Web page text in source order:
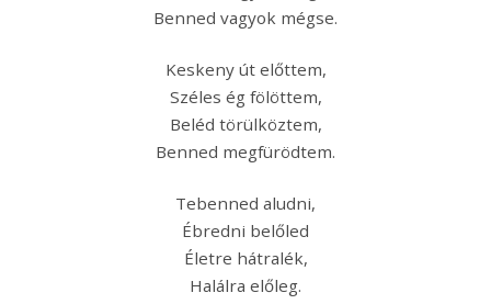
Benned vagyok mégse.
Keskeny út előttem,
Széles ég fölöttem,
Beléd törülköztem,
Benned megfürödtem.
Tebenned aludni,
Ébredni belőled
Életre hátralék,
Halálra előleg.